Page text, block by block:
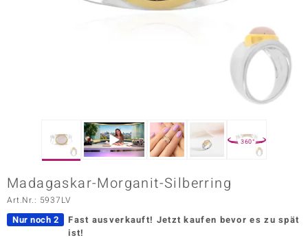
Vogue
360°
Madagaskar-Morganit-Silberring
Art.Nr.: 5937LV
Nur noch 2 Fast ausverkauft! Jetzt kaufen bevor es zu spät
ist!